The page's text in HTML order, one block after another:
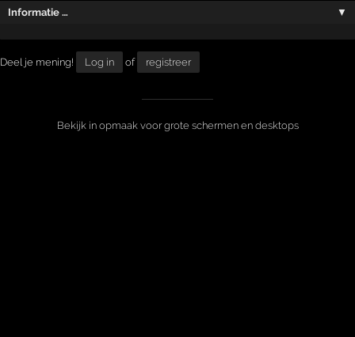
Informatie … ▼
Deel je mening! Log in of registreer
Bekijk in opmaak voor grote schermen en desktops